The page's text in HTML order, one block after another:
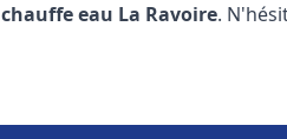
chauffe eau La Ravoire.